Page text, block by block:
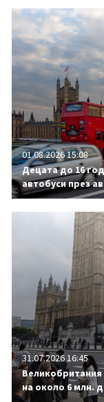
01.08.2026 15:08
Децата до 16
автобуси през
31.07.2026 16:45
Великобритания
на около 6 млн.